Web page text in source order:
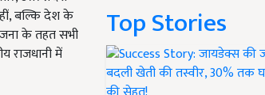
बल्कि देश के
के तहत सभी
राजधानी में
Top Stories